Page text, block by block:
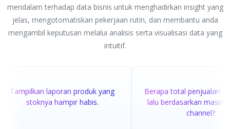
mendalam terhadap data bisnis untuk menghadirkan insight yang
jelas, mengotomatiskan pekerjaan rutin, dan membantu anda
mengambil keputusan melalui analisis serta visualisasi data yang
intuitif.
Tampilkan laporan produk yang
stoknya hampir habis.
Berapa total penjualan
lalu berdasarkan
channel?